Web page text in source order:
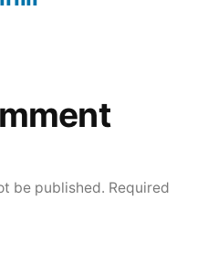
be published. Required